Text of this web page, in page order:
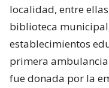
localidad, entre
biblioteca
establecimientos
primera ambulancia
fue donada por la